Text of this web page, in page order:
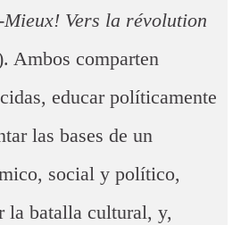
Mieux! Vers la révolution
Ambos comparten
educar políticamente
las bases de un
social y político,
la batalla cultural, y,